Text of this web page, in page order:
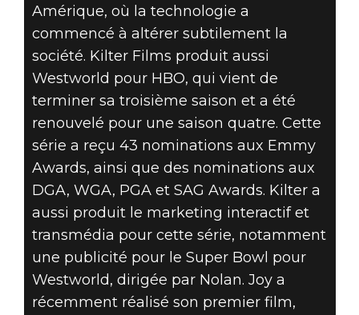
Amérique, où la technologie a
commencé à altérer subtilement la
société. Kilter Films produit aussi
Westworld pour HBO, qui vient de
terminer sa troisième saison et a été
renouvelé pour une saison quatre. Cette
série a reçu 43 nominations aux Emmy
Awards, ainsi que des nominations aux
DGA, WGA, PGA et SAG Awards. Kilter a
aussi produit le marketing interactif et
transmédia pour cette série, notamment
une publicité pour le Super Bowl pour
Westworld, dirigée par Nolan. Joy a
récemment réalisé son premier film,